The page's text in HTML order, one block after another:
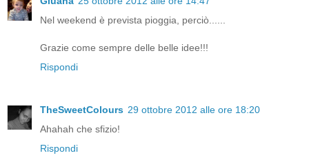
Nel weekend è prevista pioggia, perciò......
Grazie come sempre delle belle idee!!!
Rispondi
TheSweetColours 29 ottobre 2012 alle ore 18:20
Ahahah che sfizio!
Rispondi